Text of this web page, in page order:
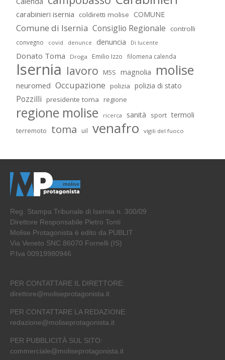
carabinieri isernia coldiretti molise COMUNE
Comune di Isernia Consiglio Regionale controlli
convegno covid denunce denuncia Di lucente
Donato Toma Droga Emilio Izzo filomena calenda
Isernia lavoro M5S magnolia molise
neuromed Occupazione polizia polizia di stato
Pozzilli presidente toma regione
regione molise ricerca sanità sport termoli
terremoto toma uil venafro vigili del fuoco
Reg. Stampa Tribunale di Isernia n. 300/09
Direttore Responsabile Pietro Tonti
Molise Protagonista è edito da PUBLIT
Via Veneto SNC 86070 Fornelli (IS)
P.Iva 00919980946
PER CONTATTARE IL DIRETTORE:
direttore@moliseprotagonista.it
PER CONTATTARE LA REDAZIONE:
redazione@moliseprotagonista.it
PER PUBBLICITÀ SUL SITO:
commerciale@moliseprotagonista.it